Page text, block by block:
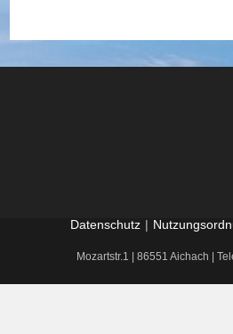
Datenschutz
Mozartstr.1 | 86551 Aichach |